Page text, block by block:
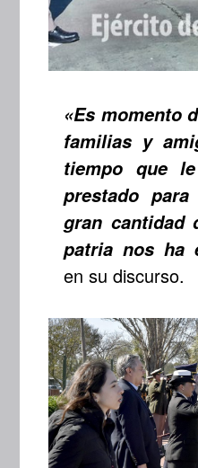
«Es momento
familias y
tiempo que
prestado
gran cantidad
patria nos ha
en su discurso.